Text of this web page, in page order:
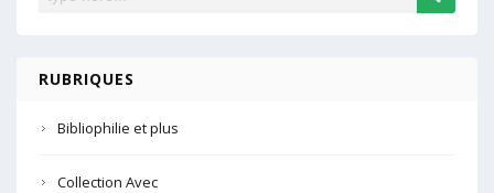
RUBRIQUES
Bibliophilie et plus
Collection Avec